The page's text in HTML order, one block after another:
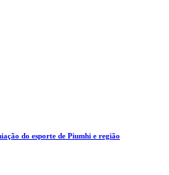
do esporte de Piumhi e região